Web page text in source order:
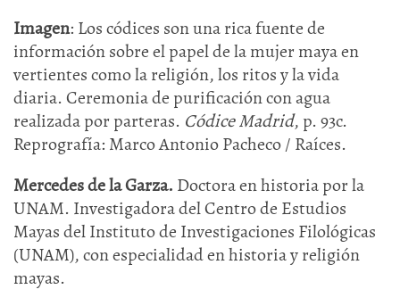
Imagen: Los códices son una rica fuente de
información sobre el papel de la mujer maya en
vertientes como la religión, los ritos y la vida
diaria. Ceremonia de purificación con agua
realizada por parteras. Códice Madrid, p. 93c.
Reprografía: Marco Antonio Pacheco / Raíces.
Mercedes de la Garza. Doctora en historia por la
UNAM. Investigadora del Centro de Estudios
Mayas del Instituto de Investigaciones Filológicas
(UNAM), con especialidad en historia y religión
mayas.